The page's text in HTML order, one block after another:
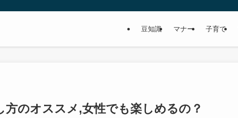
豆知識 マナー 子育て
のオススメ,女性でも楽しめるの？